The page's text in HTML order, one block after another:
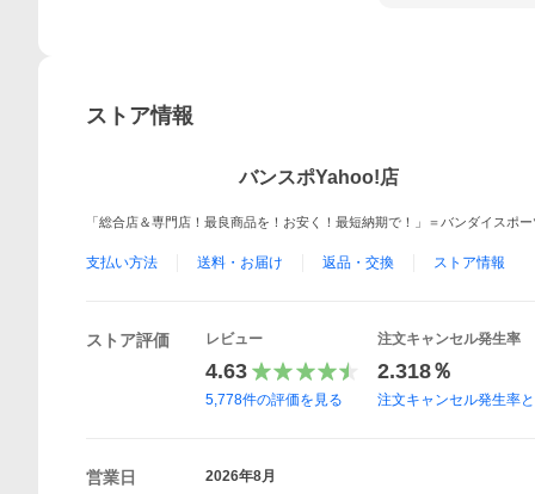
ストア情報
バンスポYahoo!店
「総合店＆専門店！最良商品を！お安く！最短納期で！」＝バンダイスポ
支払い方法 送料・お届け 返品・交換 ストア情報
ストア評価 レビュー
4.63
5,778件の評価を見る
注文キャンセル発生率
2.318％
注文キャンセル発生率
営業日 2026年8月